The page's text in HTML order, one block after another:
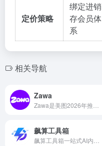
定价策略
绑定进销
存会员体
系
相关导航
Zawa
飙算工具箱